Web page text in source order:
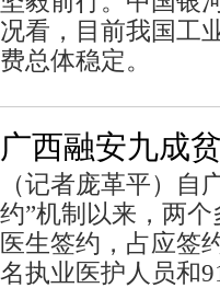
况看，目前我国工
费总体稳定。
广西融安九成
（记者庞革平）自
约”机制以来，两
医生签约，占应签
名执业医护人员和